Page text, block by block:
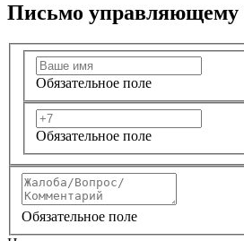
Письмо управляющему
Обязательное поле
Обязательное поле
Обязательное поле